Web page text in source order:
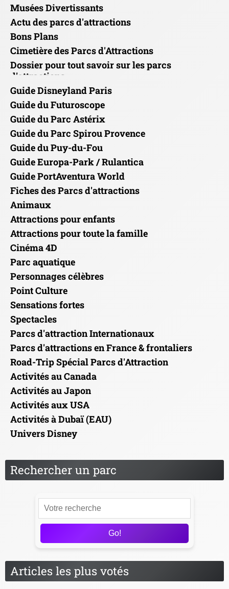
Musées Divertissants
Actu des parcs d'attractions
Bons Plans
Cimetière des Parcs d'Attractions
Dossier pour tout savoir sur les parcs
d'attractions
Guide Disneyland Paris
Guide du Futuroscope
Guide du Parc Astérix
Guide du Parc Spirou Provence
Guide du Puy-du-Fou
Guide Europa-Park / Rulantica
Guide PortAventura World
Fiches des Parcs d'attractions
Animaux
Attractions pour enfants
Attractions pour toute la famille
Cinéma 4D
Parc aquatique
Personnages célèbres
Point Culture
Sensations fortes
Spectacles
Parcs d'attraction Internationaux
Parcs d'attractions en France & frontaliers
Road-Trip Spécial Parcs d'Attraction
Activités au Canada
Activités au Japon
Activités aux USA
Activités à Dubaï (EAU)
Univers Disney
Rechercher un parc
Go!
Articles les plus votés